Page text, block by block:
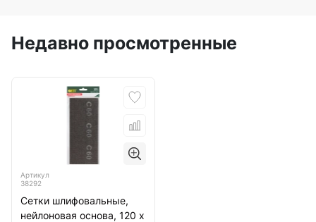
Недавно просмотренные
Артикул
38292
Сетки шлифовальные,
нейлоновая основа, 120 х